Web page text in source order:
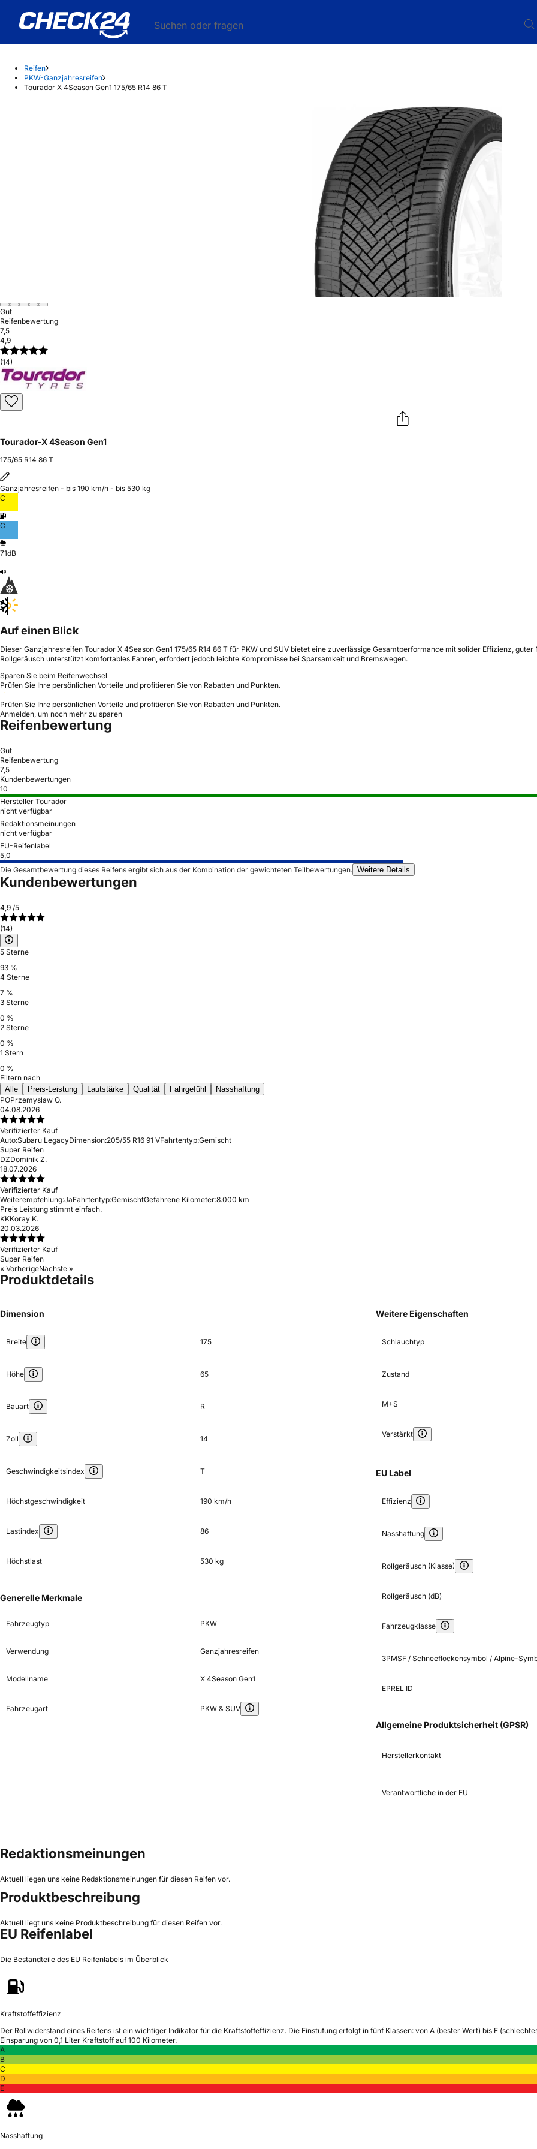
Suchen oder fragen
Reifen
PKW-Ganzjahresreifen
Tourador X 4Season Gen1 175/65 R14 86 T
Gut
Reifenbewertung
7,5
4,9
(14)
Tourador-X 4Season Gen1
175/65 R14 86 T
Ganzjahresreifen - bis 190 km/h - bis 530 kg
C
C
71dB
Auf einen Blick
Dieser Ganzjahresreifen Tourador X 4Season Gen1 175/65 R14 86 T für PKW und SUV bietet eine zuverlässige Gesamtperformance mit solider Effizienz,
Rollgeräusch unterstützt komfortables Fahren, erfordert jedoch leichte Kompromisse bei Sparsamkeit und Bremswegen.
Sparen Sie beim Reifenwechsel
Prüfen Sie Ihre persönlichen Vorteile und profitieren Sie von Rabatten und Punkten.
Prüfen Sie Ihre persönlichen Vorteile und profitieren Sie von Rabatten und Punkten.
Anmelden, um noch mehr zu sparen
Reifenbewertung
Gut
Reifenbewertung
7,5
Kundenbewertungen
10
Hersteller Tourador
nicht verfügbar
Redaktionsmeinungen
nicht verfügbar
EU-Reifenlabel
5,0
Die Gesamtbewertung dieses Reifens ergibt sich aus der Kombination der gewichteten Teilbewertungen. Weitere Details
Kundenbewertungen
4,9 /5
(14)
5 Sterne
93 %
4 Sterne
7 %
3 Sterne
0 %
2 Sterne
0 %
1 Stern
0 %
Filtern nach
Alle
Preis-Leistung Lautstärke Qualität Fahrgefühl
Nasshaftung
POPrzemyslaw O.
04.08.2026
Verifizierter Kauf
Auto:Subaru LegacyDimension:205/55 R16 91 VFahrtentyp:Gemischt
Super Reifen
DZDominik Z.
18.07.2026
Verifizierter Kauf
Weiterempfehlung:JaFahrtentyp:GemischtGefahrene Kilometer:8.000 km
Preis Leistung stimmt einfach.
KKKoray K.
20.03.2026
Verifizierter Kauf
Super Reifen
« VorherigeNächste »
Produktdetails
Dimension
Breite 175
Höhe 65
Bauart R
Zoll 14
Geschwindigkeitsindex T
Höchstgeschwindigkeit 190 km/h
Lastindex 86
Höchstlast 530 kg
Generelle Merkmale
Fahrzeugtyp PKW
Verwendung Ganzjahresreifen
Modellname X 4Season Gen1
Fahrzeugart PKW & SUV
Weitere Eigenschaften
Schlauchtyp
Zustand
M+S
Verstärkt
EU Label
Effizienz
Nasshaftung
Rollgeräusch (Klasse)
Rollgeräusch (dB)
Fahrzeugklasse
3PMSF / Schneeflockensymbol / Alpine-
EPREL ID
Allgemeine Produktsicherheit (GPSR)
Herstellerkontakt
Verantwortliche in der EU
Redaktionsmeinungen
Aktuell liegen uns keine Redaktionsmeinungen für diesen Reifen vor.
Produktbeschreibung
Aktuell liegt uns keine Produktbeschreibung für diesen Reifen vor.
EU Reifenlabel
Die Bestandteile des EU Reifenlabels im Überblick
Kraftstoffeffizienz
Der Rollwiderstand eines Reifens ist ein wichtiger Indikator für die Kraftstoffeffizienz. Die Einstufung erfolgt in fünf Klassen: von A (bester Wert) bis E
Einsparung von 0,1 Liter Kraftstoff auf 100 Kilometer.
A
B
C
D
E
Nasshaftung